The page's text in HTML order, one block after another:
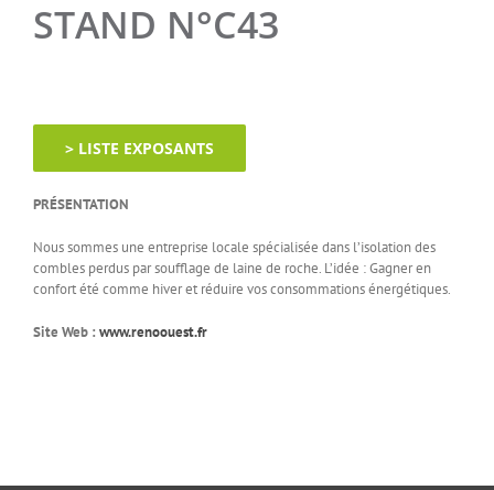
STAND N°C43
> LISTE EXPOSANTS
PRÉSENTATION
Nous sommes une entreprise locale spécialisée dans l’isolation des
combles perdus par soufflage de laine de roche. L’idée : Gagner en
confort été comme hiver et réduire vos consommations énergétiques.
Site Web : www.renoouest.fr